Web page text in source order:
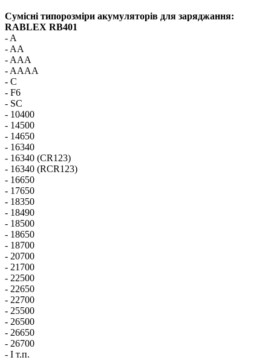
Сумісні типорозміри акумуляторів для заряджання:
RABLEX RB401
- A
- AA
- AAA
- AAAA
- C
- F6
- SC
- 10400
- 14500
- 14650
- 16340
- 16340 (CR123)
- 16340 (RCR123)
- 16650
- 17650
- 18350
- 18490
- 18500
- 18650
- 18700
- 20700
- 21700
- 22500
- 22650
- 22700
- 25500
- 26500
- 26650
- 26700
- І т.п.